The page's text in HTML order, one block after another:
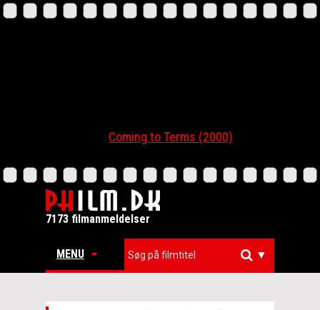
Coming to Terms (2000)
7173 filmanmeldelser
MENU ▼